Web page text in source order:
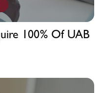
100% Of UAB